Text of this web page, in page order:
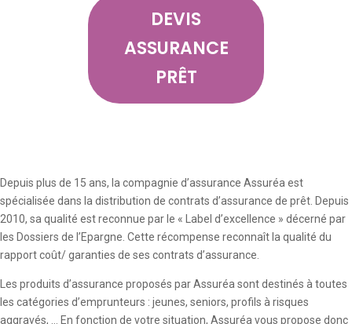
DEVIS
ASSURANCE
PRÊT
Depuis plus de 15 ans, la compagnie d’assurance Assuréa est
spécialisée dans la distribution de contrats d’assurance de prêt. Depuis
2010, sa qualité est reconnue par le « Label d’excellence » décerné par
les Dossiers de l’Epargne. Cette récompense reconnaît la qualité du
rapport coût/ garanties de ses contrats d’assurance.
Les produits d’assurance proposés par Assuréa sont destinés à toutes
les catégories d’emprunteurs : jeunes, seniors, profils à risques
aggravés, … En fonction de votre situation, Assuréa vous propose donc